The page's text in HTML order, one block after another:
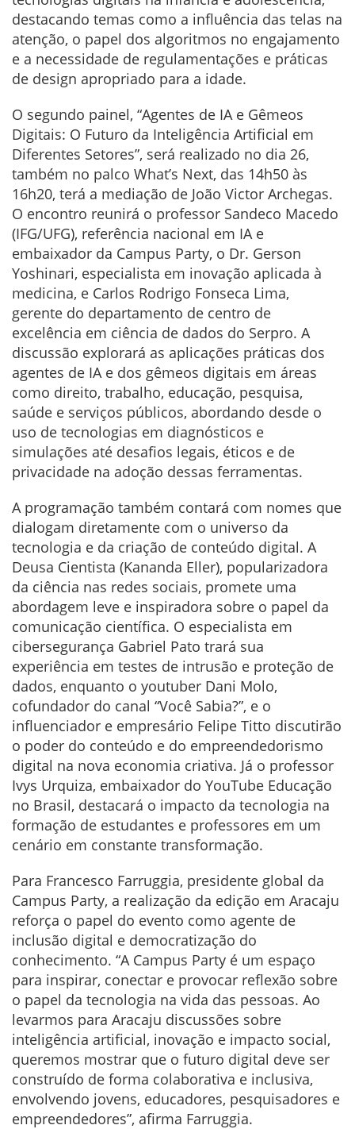
destacando temas como a influência das telas na
atenção, o papel dos algoritmos no engajamento
e a necessidade de regulamentações e práticas
de design apropriado para a idade.
O segundo painel, “Agentes de IA e Gêmeos
Digitais: O Futuro da Inteligência Artificial em
Diferentes Setores”, será realizado no dia 26,
também no palco What’s Next, das 14h50 às
16h20, terá a mediação de João Victor Archegas.
O encontro reunirá o professor Sandeco Macedo
(IFG/UFG), referência nacional em IA e
embaixador da Campus Party, o Dr. Gerson
Yoshinari, especialista em inovação aplicada à
medicina, e Carlos Rodrigo Fonseca Lima,
gerente do departamento de centro de
excelência em ciência de dados do Serpro. A
discussão explorará as aplicações práticas dos
agentes de IA e dos gêmeos digitais em áreas
como direito, trabalho, educação, pesquisa,
saúde e serviços públicos, abordando desde o
uso de tecnologias em diagnósticos e
simulações até desafios legais, éticos e de
privacidade na adoção dessas ferramentas.
A programação também contará com nomes que
dialogam diretamente com o universo da
tecnologia e da criação de conteúdo digital. A
Deusa Cientista (Kananda Eller), popularizadora
da ciência nas redes sociais, promete uma
abordagem leve e inspiradora sobre o papel da
comunicação científica. O especialista em
cibersegurança Gabriel Pato trará sua
experiência em testes de intrusão e proteção de
dados, enquanto o youtuber Dani Molo,
cofundador do canal “Você Sabia?”, e o
influenciador e empresário Felipe Titto discutirão
o poder do conteúdo e do empreendedorismo
digital na nova economia criativa. Já o professor
Ivys Urquiza, embaixador do YouTube Educação
no Brasil, destacará o impacto da tecnologia na
formação de estudantes e professores em um
cenário em constante transformação.
Para Francesco Farruggia, presidente global da
Campus Party, a realização da edição em Aracaju
reforça o papel do evento como agente de
inclusão digital e democratização do
conhecimento. “A Campus Party é um espaço
para inspirar, conectar e provocar reflexão sobre
o papel da tecnologia na vida das pessoas. Ao
levarmos para Aracaju discussões sobre
inteligência artificial, inovação e impacto social,
queremos mostrar que o futuro digital deve ser
construído de forma colaborativa e inclusiva,
envolvendo jovens, educadores, pesquisadores e
empreendedores”, afirma Farruggia.